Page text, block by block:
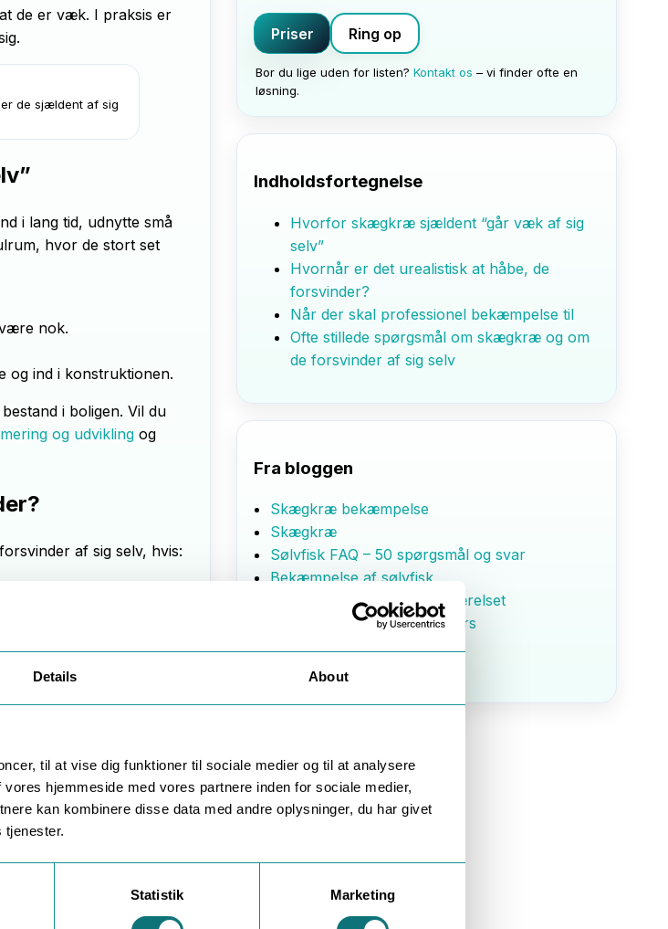
Details About
til at vise dig funktioner til sociale medier og til at analysere
hjemmeside med vores partnere inden for sociale medier,
kan kombinere disse data med andre oplysninger, du har givet
tjenester.
Statistik Marketing
de er væk. I praksis er
de sjældent af sig
i lang tid, udnytte små
hvor de stort set
nok.
og ind i konstruktionen.
i boligen. Vil du
og udvikling og
af sig selv, hvis:
er gode værktøjer til
om overvågning
Her bliver der
og strategisk indsats
Priser Ring op
Bor du lige uden for listen?Kontakt os – vi finder ofte en
løsning.
Indholdsfortegnelse
Hvorfor skægkræ sjældent “går væk af sig
selv”
Hvornår er det urealistisk at håbe, de
forsvinder?
Når der skal professionel bekæmpelse til
Ofte stillede spørgsmål om skægkræ og om
de forsvinder af sig selv
Fra bloggen
Skægkræ bekæmpelse
Skægkræ
Sølvfisk FAQ – 50 spørgsmål og svar
Bekæmpelse af sølvfisk
Sølvfisk i sengen og soveværelset
Sølvfisk i køkken og bryggers